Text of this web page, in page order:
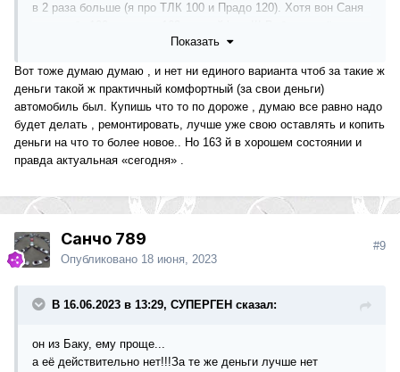
в 2 раза больше (я про ТЛК 100 и Прадо 120). Хотя вон Саня
всегда банально и зависит от наличия денег. Лично мне,
обманываю, но....менять пока не вижу перспектив на что.
Показать
Вот тоже думаю думаю , и нет ни единого варианта чтоб за такие ж
деньги такой ж практичный комфортный (за свои деньги)
автомобиль был. Купишь что то по дороже , думаю все равно надо
будет делать , ремонтировать, лучше уже свою оставлять и копить
деньги на что то более новое.. Но 163 й в хорошем состоянии и
правда актуальная «сегодня» .
Санчо 789
Опубликовано 18 июня, 2023
#9
В 16.06.2023 в 13:29, СУПЕРГЕН сказал:
он из Баку, ему проще...
а её действительно нет!!!За те же деньги лучше нет